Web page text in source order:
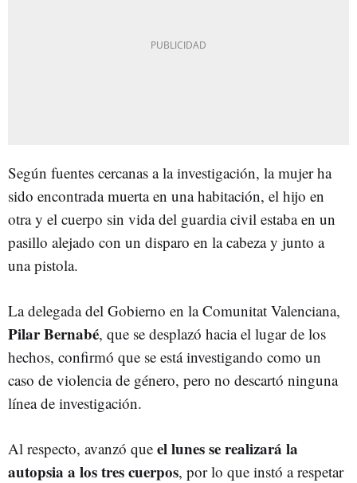
Según fuentes cercanas a la investigación, la mujer ha
sido encontrada muerta en una habitación, el hijo en
otra y el cuerpo sin vida del guardia civil estaba en un
pasillo alejado con un disparo en la cabeza y junto a
una pistola.
La delegada del Gobierno en la Comunitat Valenciana,
Pilar Bernabé, que se desplazó hacia el lugar de los
hechos, confirmó que se está investigando como un
caso de violencia de género, pero no descartó ninguna
línea de investigación.
Al respecto, avanzó que el lunes se realizará la
autopsia a los tres cuerpos, por lo que instó a respetar